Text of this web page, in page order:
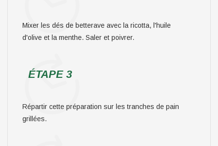
Mixer les dés de betterave avec la ricotta, l'huile
d'olive et la menthe. Saler et poivrer.
ÉTAPE 3
Répartir cette préparation sur les tranches de pain
grillées.